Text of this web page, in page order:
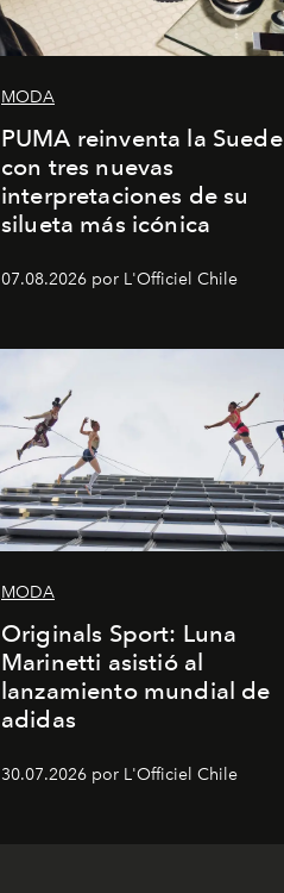
MODA
PUMA reinventa la Suede
con tres nuevas
interpretaciones de su
silueta más icónica
07.08.2026 por L'Officiel Chile
MODA
Originals Sport: Luna
Marinetti asistió al
lanzamiento mundial de
adidas
30.07.2026 por L'Officiel Chile